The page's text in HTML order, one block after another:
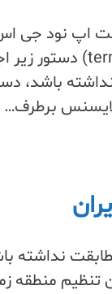
نداشته
منطقه